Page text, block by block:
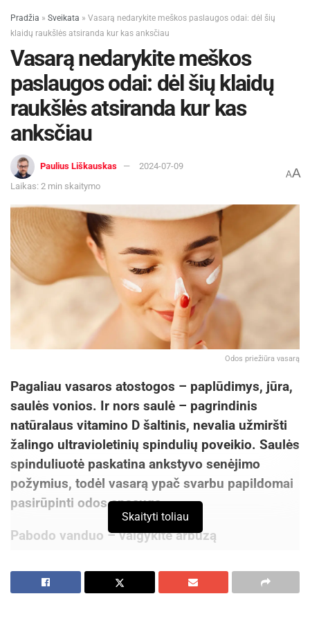
Pradžia » Sveikata » Vasarą nedarykite meškos paslaugos odai: dėl šių
klaidų raukšlės atsiranda kur kas anksčiau
Vasarą nedarykite meškos
paslaugos odai: dėl šių klaidų
raukšlės atsiranda kur kas
anksčiau
Paulius Liškauskas
2024-07-09
Laikas: 2 min skaitymo
AA
Odos priežiūra vasarą
Pagaliau vasaros atostogos – paplūdimys, jūra,
saulės vonios. Ir nors saulė – pagrindinis
natūralaus vitamino D šaltinis, nevalia užmiršti
žalingo ultravioletinių spindulių poveikio. Saulės
spinduliuotė paskatina ankstyvo senėjimo
požymius, todėl vasarą ypač svarbu papildomai
pasirūpinti odos apsauga.
Pabodo vanduo – valgykite arbūzą
Tam, kad oda būtų elastinga, stangri, organizme
būtina palaikyti ir skysčių balansą, ypač vasarą,
Skaityti toliau